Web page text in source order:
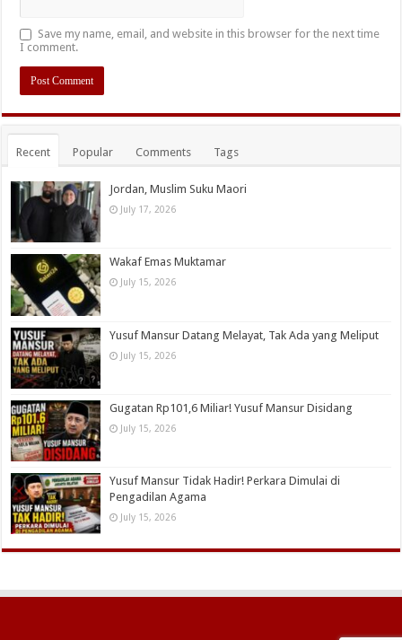
Save my name, email, and website in this browser for the next time
I comment.
Recent Popular Comments Tags
Jordan, Muslim Suku Maori
July 17, 2026
Wakaf Emas Muktamar
July 15, 2026
Yusuf Mansur Datang Melayat, Tak Ada yang Meliput
July 15, 2026
Gugatan Rp101,6 Miliar! Yusuf Mansur Disidang
July 15, 2026
Yusuf Mansur Tidak Hadir! Perkara Dimulai di
Pengadilan Agama
July 15, 2026